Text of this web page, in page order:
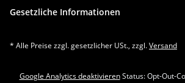
Gesetzliche Informationen
* Alle Preise zzgl. gesetzlicher USt., zzgl.Versand
Google Analytics deaktivieren Status: Opt-Out-